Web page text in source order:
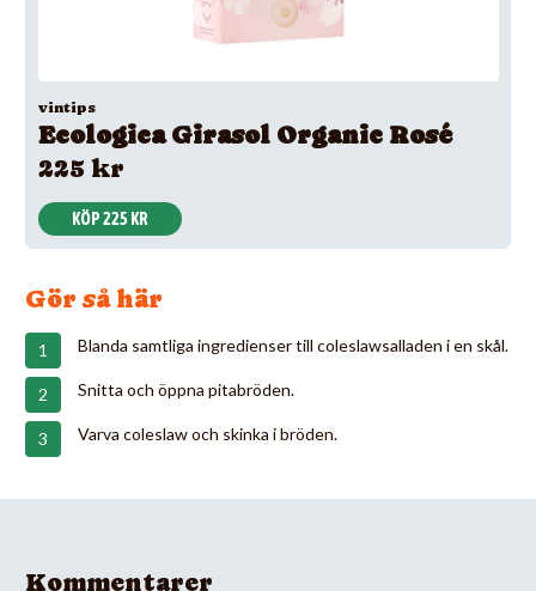
vintips
Ecologica Girasol Organic Rosé
225 kr
KÖP 225 KR
Gör så här
Blanda samtliga ingredienser till coleslawsalladen i en skål.
Snitta och öppna pitabröden.
Varva coleslaw och skinka i bröden.
Kommentarer